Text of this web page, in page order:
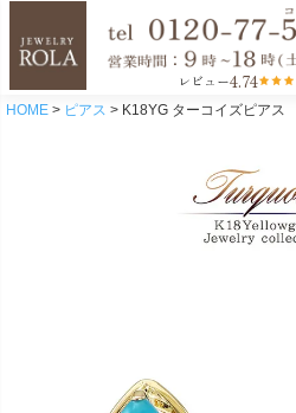
レビュー4.74
HOME ピアス K18YG ターコイズピアス